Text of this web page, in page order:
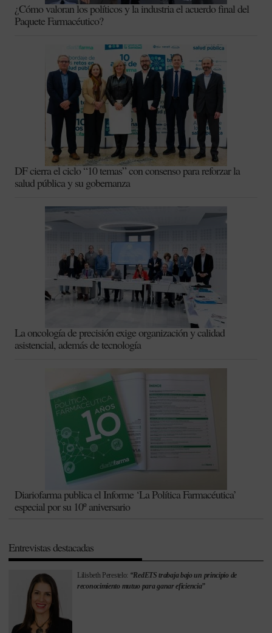
¿Cómo valoran los políticos y la industria el acuerdo final del
Paquete Farmacéutico?
DF cierra el ciclo “10 temas” con consenso para reforzar la
salud pública y su gobernanza
La oncología de precisión exige organización y calidad
asistencial, además de tecnología
Diariofarma publica el Informe ‘La Política Farmacéutica’
especial por su 10º aniversario
Entrevistas destacadas
Lilisbeth Perestelo: “RedETS trabaja bajo un principio de
reconocimiento mutuo para ganar eficiencia”